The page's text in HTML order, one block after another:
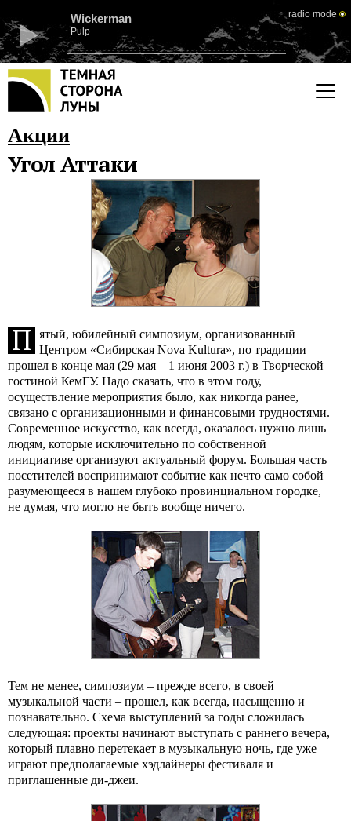
Wickerman
Pulp
radio mode
Акции
Угол Аттаки
П
ятый, юбилейный симпозиум, организованный
Центром «Сибирская Nova Kultura», по традиции
прошел в конце мая (29 мая – 1 июня 2003 г.) в Творческой
гостиной КемГУ. Надо сказать, что в этом году,
осуществление мероприятия было, как никогда ранее,
связано с организационными и финансовыми трудностями.
Современное искусство, как всегда, оказалось нужно лишь
людям, которые исключительно по собственной
инициативе организуют актуальный форум. Большая часть
посетителей воспринимают событие как нечто само собой
разумеющееся в нашем глубоко провинциальном городке,
не думая, что могло не быть вообще ничего.
Тем не менее, симпозиум – прежде всего, в своей
музыкальной части – прошел, как всегда, насыщенно и
познавательно. Схема выступлений за годы сложилась
следующая: проекты начинают выступать с раннего вечера,
который плавно перетекает в музыкальную ночь, где уже
играют предполагаемые хэдлайнеры фестиваля и
приглашенные ди-джеи.